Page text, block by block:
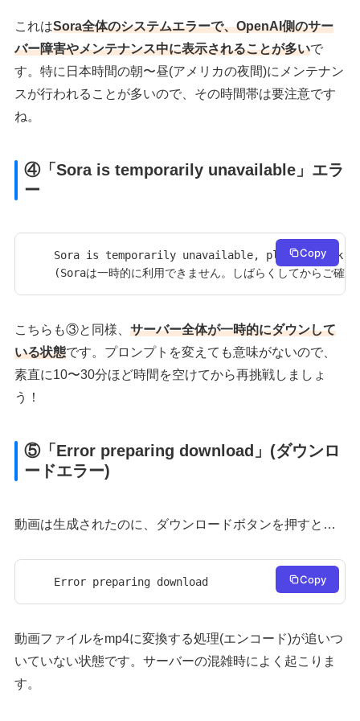
これはSora全体のシステムエラーで、OpenAI側のサー
バー障害やメンテナンス中に表示されることが多いで
す。特に日本時間の朝〜昼(アメリカの夜間)にメンテナン
スが行われることが多いので、その時間帯は要注意です
ね。
④「Sora is temporarily unavailable」エラ
ー
Sora is temporarily unavailable, please check
(Soraは一時的に利用できません。しばらくしてからご確
Copy
こちらも③と同様、サーバー全体が一時的にダウンして
いる状態です。プロンプトを変えても意味がないので、
素直に10〜30分ほど時間を空けてから再挑戦しましょ
う！
⑤「Error preparing download」(ダウンロ
ードエラー)
動画は生成されたのに、ダウンロードボタンを押すと…
Error preparing download Copy
動画ファイルをmp4に変換する処理(エンコード)が追いつ
いていない状態です。サーバーの混雑時によく起こりま
す。